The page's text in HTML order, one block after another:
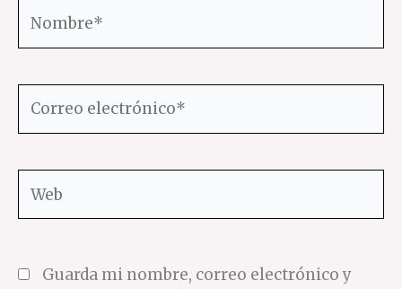
electrónico*
Guarda mi nombre, correo electrónico y